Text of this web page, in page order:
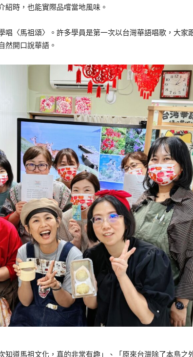
紹時，也能實際品嚐當地風味。
唱〈馬祖頌〉。許多學員是第一次以台灣華語唱歌，大家
然開口說華語。
知道馬祖文化，真的非常有趣」、「原來台灣除了本島之